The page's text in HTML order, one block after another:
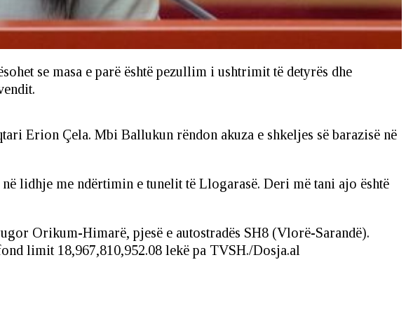
se masa e parë është pezullim i ushtrimit të detyrës dhe
Erion Çela. Mbi Ballukun rëndon akuza e shkeljes së barazisë në
lidhje me ndërtimin e tunelit të Llogarasë. Deri më tani ajo është
Orikum-Himarë, pjesë e autostradës SH8 (Vlorë-Sarandë).
limit 18,967,810,952.08 lekë pa TVSH./Dosja.al